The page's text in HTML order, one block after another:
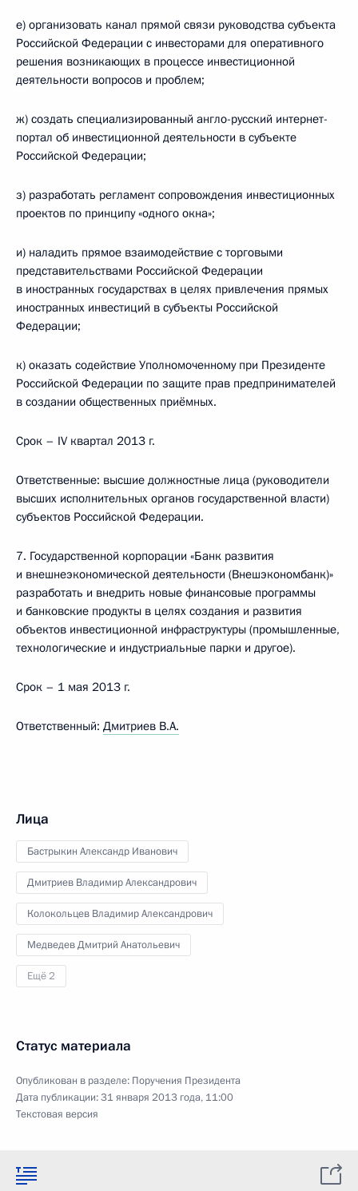
е) организовать канал прямой связи руководства субъекта
Российской Федерации с инвесторами для оперативного
решения возникающих в процессе инвестиционной
деятельности вопросов и проблем;
ж) создать специализированный англо-русский интернет-
портал об инвестиционной деятельности в субъекте
Российской Федерации;
з) разработать регламент сопровождения инвестиционных
проектов по принципу «одного окна»;
и) наладить прямое взаимодействие с торговыми
представительствами Российской Федерации
в иностранных государствах в целях привлечения прямых
иностранных инвестиций в субъекты Российской
Федерации;
к) оказать содействие Уполномоченному при Президенте
Российской Федерации по защите прав предпринимателей
в создании общественных приёмных.
Срок – IV квартал 2013 г.
Ответственные: высшие должностные лица (руководители
высших исполнительных органов государственной власти)
субъектов Российской Федерации.
7. Государственной корпорации «Банк развития
и внешнеэкономической деятельности (Внешэкономбанк)»
разработать и внедрить новые финансовые программы
и банковские продукты в целях создания и развития
объектов инвестиционной инфраструктуры (промышленные,
технологические и индустриальные парки и другое).
Срок – 1 мая 2013 г.
Ответственный: Дмитриев В.А.
Лица
Бастрыкин Александр Иванович
Дмитриев Владимир Александрович
Колокольцев Владимир Александрович
Медведев Дмитрий Анатольевич
Ещё 2
Статус материала
Опубликован в разделе: Поручения Президента
Дата публикации:31 января 2013 года, 11:00
Текстовая версия